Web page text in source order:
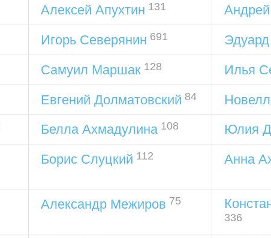
Алексей Апухтин 131
Игорь Северянин 691
Самуил Маршак 128 Илья
Евгений Долматовский 84
Белла Ахмадулина 108 Юлия
Борис Слуцкий 112 Анна
Александр Межиров 75
336